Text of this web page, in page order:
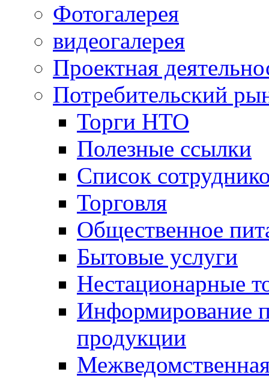
Фотогалерея
видеогалерея
Проектная
Потребительский
Торги НТО
Полезные ссылки
Список
Торговля
Общественное
Бытовые услуги
Нестационарные
Информирование
продукции